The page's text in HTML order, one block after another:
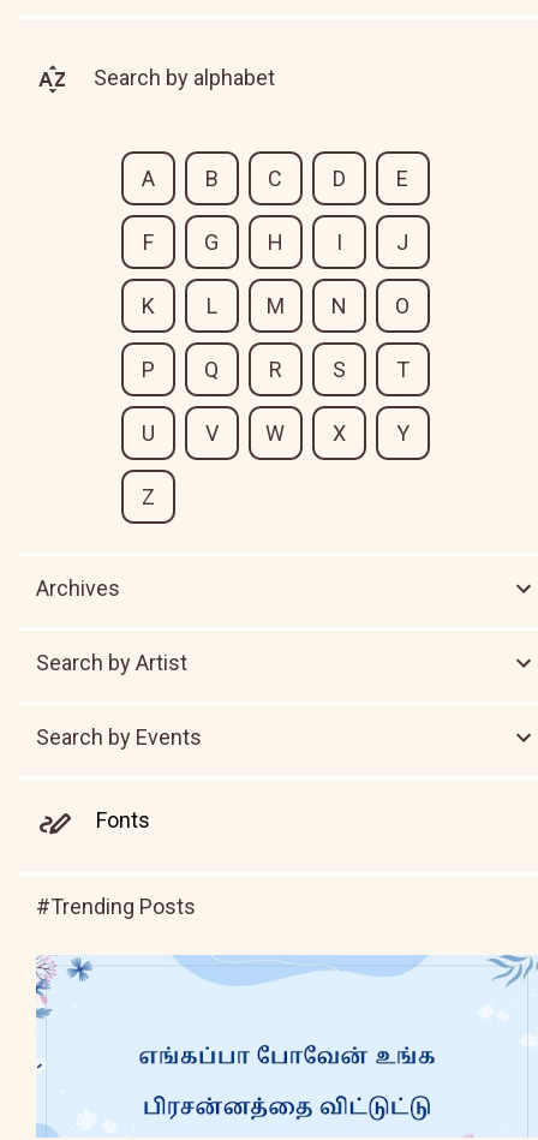
Search by alphabet
A B C D E
F G H I J
K L M N O
P Q R S T
U V W X Y
Z
Archives
Search by Artist
Search by Events
Fonts
#Trending Posts